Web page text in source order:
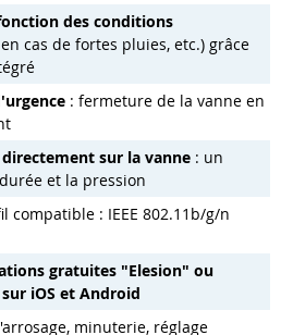
des conditions
cas de fortes pluies, etc.) grâce
: fermeture de la vanne en
sur la vanne : un
et la pression
compatible : IEEE 802.11b/g/n
gratuites "Elesion" ou
iOS et Android
minuterie, réglage